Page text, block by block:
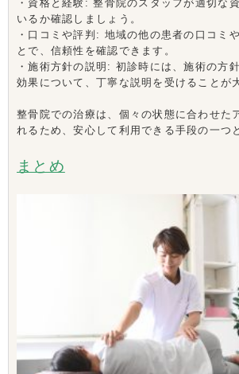
・資格と経験: 整骨院のスタッフが適切な
いるか確認しましょう。
・口コミや評判: 地域の他の患者の口コミ
とで、信頼性を確認できます。
・施術方針の説明: 初診時には、施術の方
効果について、丁寧な説明を受けることが
整骨院での治療は、個々の状態に合わせた
れるため、安心して利用できる手段の一つ
まとめ